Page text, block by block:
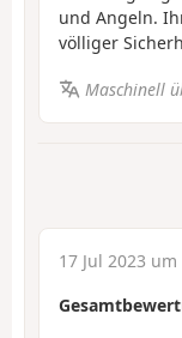
und Angeln.
völliger
Maschinell
17 Jul 2023 um